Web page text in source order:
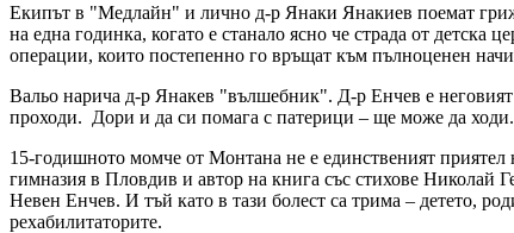
Екипът в "Медлайн" и лично д-р Янаки Янакиев поемат
на една годинка, когато е станало ясно че страда от
операции, които постепенно го връщат към пълноценен
Вальо нарича д-р Янакев "вълшебник". Д-р Енчев е неговият
проходи. Дори и да си помага с патерици – ще може да
15-годишното момче от Монтана не е единственият
гимназия в Пловдив и автор на книга със стихове Николай
Невен Енчев. И тъй като в тази болест са трима – детето,
рехабилитаторите.